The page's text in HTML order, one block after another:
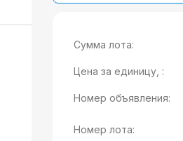
Сумма лота:
Цена за единицу, :
Номер объявления:
Номер лота: